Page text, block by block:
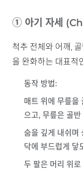
① 아기 자세
척추 전체와 어깨,
을 완화하는 대표적
동작 방법:
매트 위에 무릎을
으고, 무릎은 골
숨을 깊게 내쉬며
닥에 부드럽게 닿
두 팔은 머리 위